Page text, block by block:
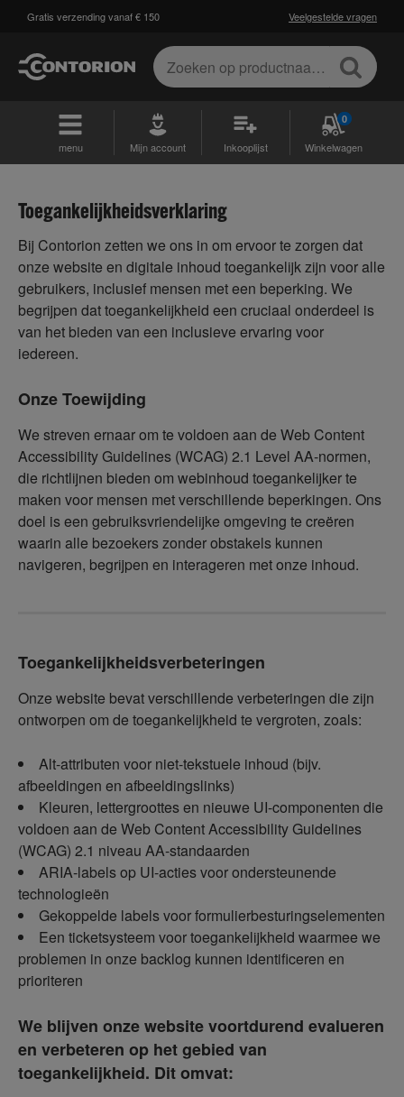
Gratis verzending vanaf € 150 Veelgestelde vragen
menu Mijn account Inkooplijst
0
Winkelwagen
Toegankelijkheidsverklaring
Bij Contorion zetten we ons in om ervoor te zorgen dat
onze website en digitale inhoud toegankelijk zijn voor alle
gebruikers, inclusief mensen met een beperking. We
begrijpen dat toegankelijkheid een cruciaal onderdeel is
van het bieden van een inclusieve ervaring voor
iedereen.
Onze Toewijding
We streven ernaar om te voldoen aan de Web Content
Accessibility Guidelines (WCAG) 2.1 Level AA-normen,
die richtlijnen bieden om webinhoud toegankelijker te
maken voor mensen met verschillende beperkingen. Ons
doel is een gebruiksvriendelijke omgeving te creëren
waarin alle bezoekers zonder obstakels kunnen
navigeren, begrijpen en interageren met onze inhoud.
Toegankelijkheidsverbeteringen
Onze website bevat verschillende verbeteringen die zijn
ontworpen om de toegankelijkheid te vergroten, zoals:
Alt-attributen voor niet-tekstuele inhoud (bijv.
afbeeldingen en afbeeldingslinks)
Kleuren, lettergroottes en nieuwe UI-componenten die
voldoen aan de Web Content Accessibility Guidelines
(WCAG) 2.1 niveau AA-standaarden
ARIA-labels op UI-acties voor ondersteunende
technologieën
Gekoppelde labels voor formulierbesturingselementen
Een ticketsysteem voor toegankelijkheid waarmee we
problemen in onze backlog kunnen identificeren en
prioriteren
We blijven onze website voortdurend evalueren
en verbeteren op het gebied van
toegankelijkheid. Dit omvat: